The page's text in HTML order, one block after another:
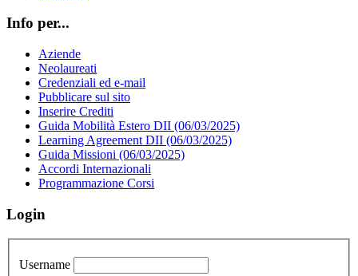
Info per...
Aziende
Neolaureati
Credenziali ed e-mail
Pubblicare sul sito
Inserire Crediti
Guida Mobilità Estero DII (06/03/2025)
Learning Agreement DII (06/03/2025)
Guida Missioni (06/03/2025)
Accordi Internazionali
Programmazione Corsi
Login
Username